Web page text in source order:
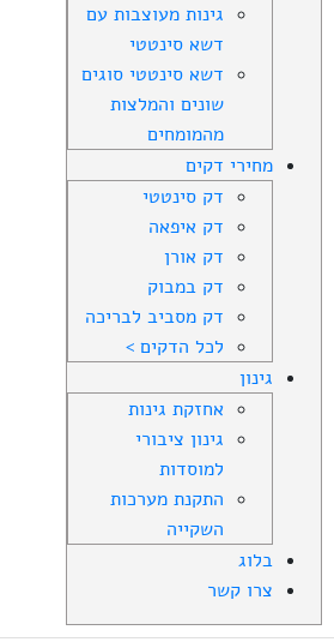
גינות מעוצבות עם
דשא סינטטי
דשא סינטטי סוגים
שונים והמלצות
מהמומחים
מחירי דקים
דק סינטטי
דק איפאה
דק אורן
דק במבוק
דק מסביב לבריכה
לכל הדקים >
גינון
אחזקת גינות
גינון ציבורי
למוסדות
התקנת מערכות
השקייה
בלוג
צרו קשר